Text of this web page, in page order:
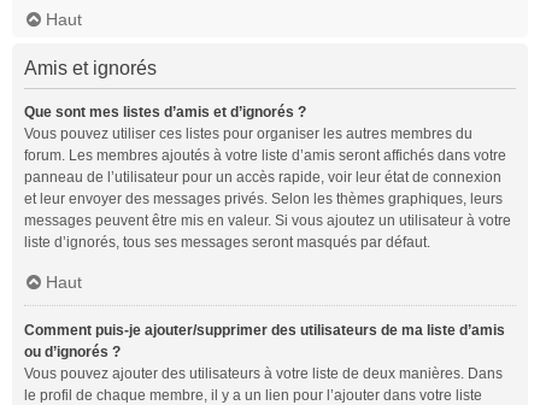
Haut
Amis et ignorés
Que sont mes listes d’amis et d’ignorés ?
Vous pouvez utiliser ces listes pour organiser les autres membres du
forum. Les membres ajoutés à votre liste d’amis seront affichés dans votre
panneau de l’utilisateur pour un accès rapide, voir leur état de connexion
et leur envoyer des messages privés. Selon les thèmes graphiques, leurs
messages peuvent être mis en valeur. Si vous ajoutez un utilisateur à votre
liste d’ignorés, tous ses messages seront masqués par défaut.
Haut
Comment puis-je ajouter/supprimer des utilisateurs de ma liste d’amis
ou d’ignorés ?
Vous pouvez ajouter des utilisateurs à votre liste de deux manières. Dans
le profil de chaque membre, il y a un lien pour l’ajouter dans votre liste